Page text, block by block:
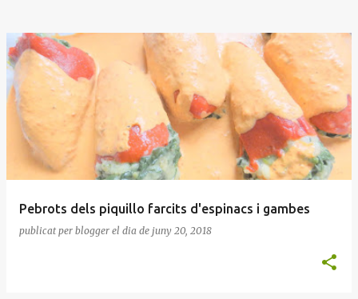
Pebrots dels piquillo farcits d'espinacs i gambes
publicat per blogger el dia de juny 20, 2018